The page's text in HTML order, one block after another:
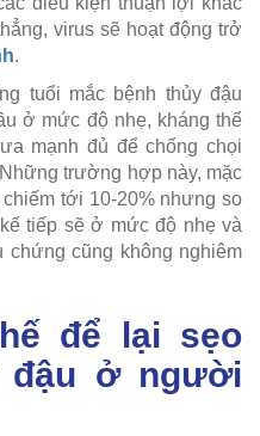
virus sẽ hoạt động trở
.
tuổi mắc bệnh thủy đậu
ở mức độ nhẹ, kháng thể
mạnh đủ để chống chọi
trường hợp này, mặc
tới 10-20% nhưng so
tiếp sẽ ở mức độ nhẹ và
chứng cũng không nghiêm
để lại sẹo
đậu ở người